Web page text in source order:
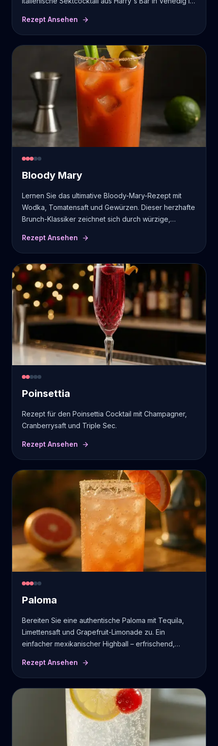
Rezept Ansehen
Bloody Mary
Lernen Sie das ultimative Bloody-Mary-Rezept mit
Wodka, Tomatensaft und Gewürzen. Dieser herzhafte
Brunch-Klassiker zeichnet sich durch würzige,
Rezept Ansehen
Poinsettia
Rezept für den Poinsettia Cocktail mit Champagner,
Cranberrysaft und Triple Sec.
Rezept Ansehen
Paloma
Bereiten Sie eine authentische Paloma mit Tequila,
Limettensaft und Grapefruit-Limonade zu. Ein
einfacher mexikanischer Highball – erfrischend,
Rezept Ansehen